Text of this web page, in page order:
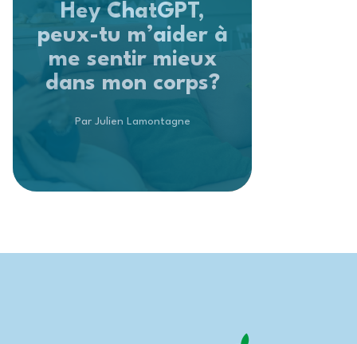
Hey ChatGPT,
peux-tu m’aider à
me sentir mieux
dans mon corps?
Par Julien Lamontagne